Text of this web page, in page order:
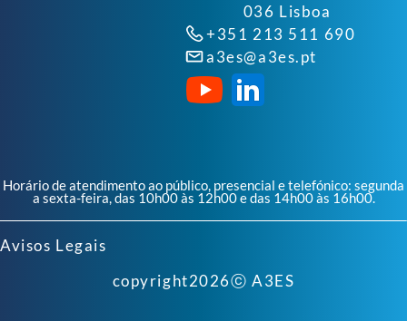
036 Lisboa
+351 213 511 690
a3es@a3es.pt
Horário de atendimento ao público, presencial e telefónico: segunda
a sexta-feira, das 10h00 às 12h00 e das 14h00 às 16h00.
Avisos Legais
copyright2026ⓒ A3ES